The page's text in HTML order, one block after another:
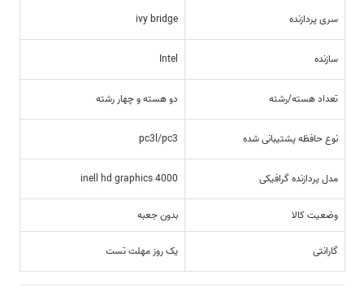
سری پردازنده ivy bridge
سازنده Intel
تعداد هسته/رشته دو هسته و چهار رشته
نوع حافظه پشتیبانی شده pc3l/pc3
مدل پردازنده گرافیکی inell hd graphics 4000
وضعیت کالا بدون جعبه
گارانتی یک روز مهلت تست